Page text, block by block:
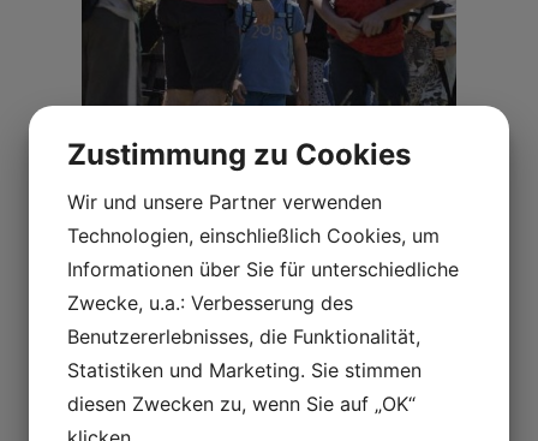
Kontaktieren Sie uns, um zu buchen
kontakt@sagnlandet.dk
Zustimmung zu Cookies
Wir und unsere Partner verwenden
Technologien, einschließlich Cookies, um
Informationen über Sie für unterschiedliche
Zwecke, u.a.: Verbesserung des
Benutzererlebnisses, die Funktionalität,
Statistiken und Marketing. Sie stimmen
diesen Zwecken zu, wenn Sie auf „OK“